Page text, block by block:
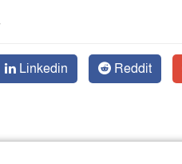
Linkedin Reddit